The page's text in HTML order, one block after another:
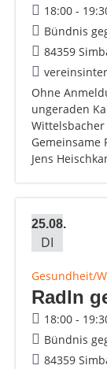
18:00 -
Bündnis
84359
Ohne
ungeraden
Gemeinsame
Jens
25.08.
DI
Gesundheit/
Radln
18:00 -
Bündnis
84359